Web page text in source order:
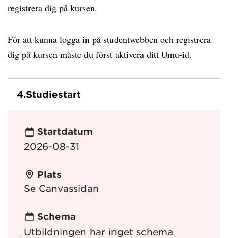
registrera dig på kursen.
För att kunna logga in på studentwebben och registrera
dig på kursen måste du först aktivera ditt Umu-id.
4.Studiestart
Startdatum
2026-08-31
Plats
Se Canvassidan
Schema
Utbildningen har inget schema